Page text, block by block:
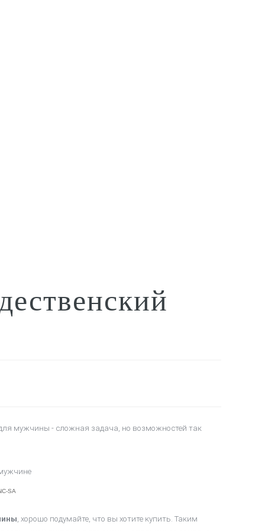
для мужчины - сложная задача , но возможностей так
SA
, хорошо подумайте, что вы хотите купить. Таким